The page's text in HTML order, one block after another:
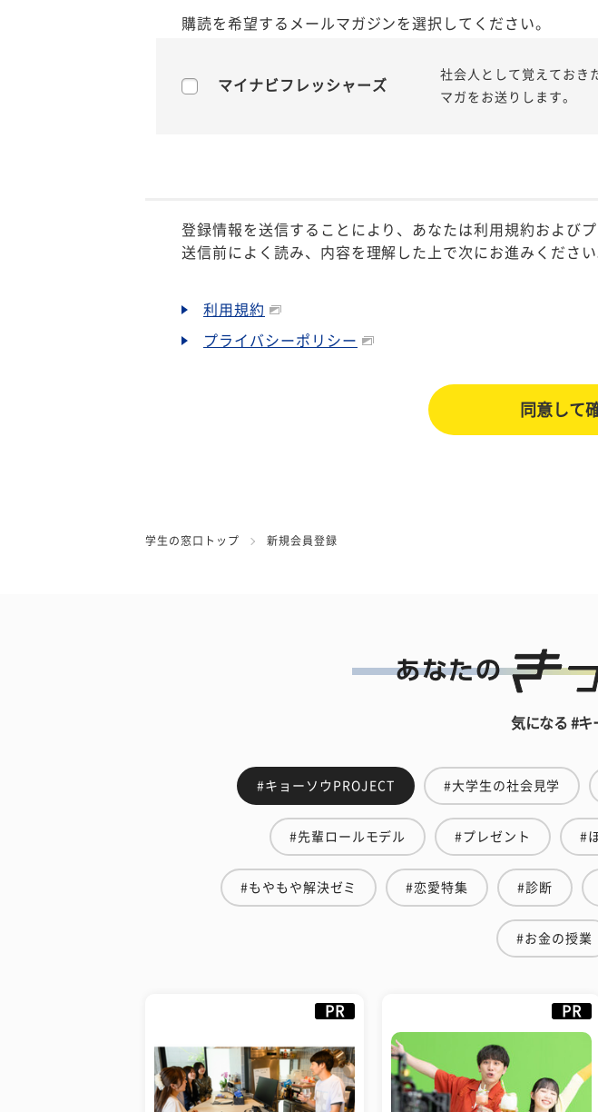
購読を希望するメールマガジンを選択してください。
マイナビフレッシャーズ
社会人として覚えておき
マガをお送りします。
登録情報を送信することにより、あなたは利用規約および
送信前によく読み、内容を理解した上で次にお進みください
利用規約
プライバシーポリシー
学生の窓口トップ 新規会員登録
気になる #キ
#キョーソウPROJECT #大学生の社会見学
#先輩ロールモデル #プレゼント #
#もやもや解決ゼミ #恋愛特集 #診断
#お金の授業
PR PR